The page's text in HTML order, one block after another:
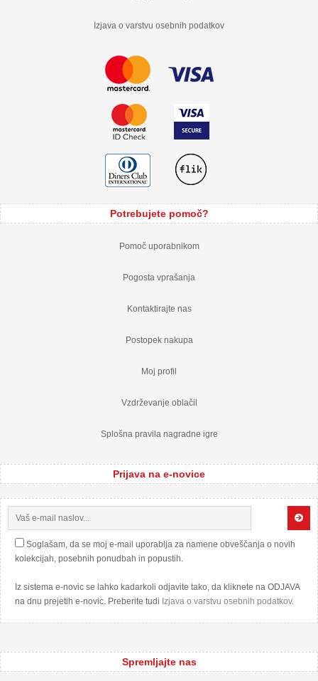
Izjava o varstvu osebnih podatkov
Potrebujete pomoč?
Pomoč uporabnikom
Pogosta vprašanja
Kontaktirajte nas
Postopek nakupa
Moj profil
Vzdrževanje oblačil
Splošna pravila nagradne igre
Prijava na e-novice
Soglašam, da se moj e-mail uporablja za namene obveščanja o novih
kolekcijah, posebnih ponudbah in popustih.
Iz sistema e-novic se lahko kadarkoli odjavite tako, da kliknete na ODJAVA
na dnu prejetih e-novic. Preberite tudi Izjava o varstvu osebnih podatkov.
Spremljajte nas